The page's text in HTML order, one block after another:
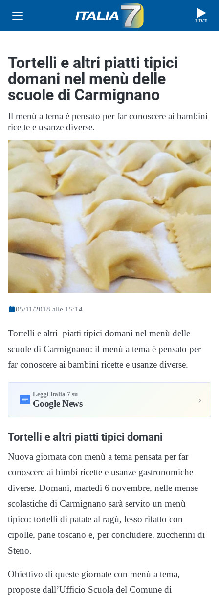
LIVE
Tortelli e altri piatti tipici
domani nel menù delle
scuole di Carmignano
Il menù a tema è pensato per far conoscere ai bambini
ricette e usanze diverse.
05/11/2018 alle 15:14
Tortelli e altri piatti tipici domani nel menù delle
scuole di Carmignano: il menù a tema è pensato per
far conoscere ai bambini ricette e usanze diverse.
Leggi Italia 7 su
Google News ›
Tortelli e altri piatti tipici domani
Nuova giornata con menù a tema pensata per far
conoscere ai bimbi ricette e usanze gastronomiche
diverse. Domani, martedì 6 novembre, nelle mense
scolastiche di Carmignano sarà servito un menù
tipico: tortelli di patate al ragù, lesso rifatto con
cipolle, pane toscano e, per concludere, zuccherini di
Steno.
Obiettivo di queste giornate con menù a tema,
proposte dall’Ufficio Scuola del Comune di